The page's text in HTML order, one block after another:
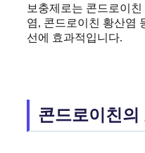
보충제로는 콘드로이
염, 콘드로이친 황산염
선에 효과적입니다.
콘드로이친의